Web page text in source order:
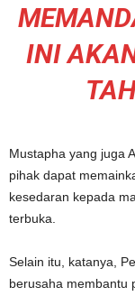
INI
Mustapha yang juga
pihak dapat
kesedaran kepada
terbuka.
Selain itu, katanya,
berusaha membantu